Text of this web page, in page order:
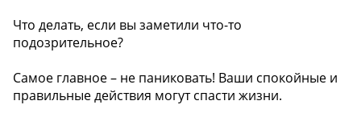
Что делать, если вы заметили что-то
подозрительное?
Самое главное – не паниковать! Ваши спокойные и
правильные действия могут спасти жизни.